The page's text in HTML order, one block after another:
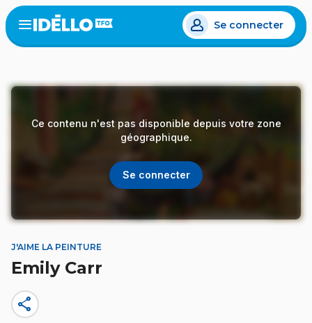
Aller
au
contenu
Open
menu
Se connecter
Ce contenu n'est pas disponible depuis votre zone
géographique.
Se connecter
J'AIME LA PEINTURE
Emily Carr
share